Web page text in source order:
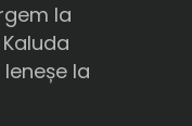
la
la